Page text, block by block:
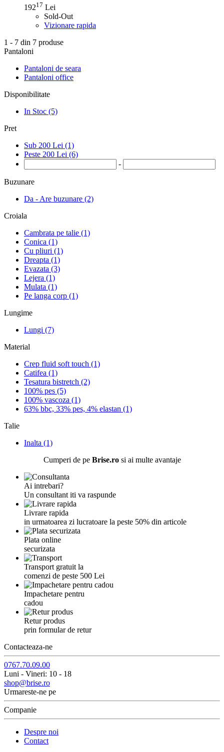
19217 Lei
Sold-Out
Vizionare rapida
1 - 7 din 7 produse
Pantaloni
Pantaloni de seara
Pantaloni office
Disponibilitate
In Stoc (5)
Pret
Sub 200 Lei (1)
Peste 200 Lei (6)
-
Buzunare
Da - Are buzunare (2)
Croiala
Cambrata pe talie (1)
Conica (1)
Cu pliuri (1)
Dreapta (1)
Evazata (3)
Lejera (1)
Mulata (1)
Pe langa corp (1)
Lungime
Lungi (7)
Material
Crep fluid soft touch (1)
Catifea (1)
Tesatura bistretch (2)
100% pes (5)
100% vascoza (1)
63% bbc, 33% pes, 4% elastan (1)
Talie
Inalta (1)
Cumperi de pe Brise.rosi ai multe avantaje
Ai intrebari?
Un consultant iti va raspunde
Livrare rapida
in urmatoarea zi lucratoare la peste 50% din articole
Plata online
securizata
Transport gratuit la
comenzi de peste 500 Lei
Impachetare pentru
cadou
Retur produs
prin formular de retur
Contacteaza-ne
0767.70.09.00
Luni - Vineri: 10 - 18
shop@brise.ro
Urmareste-ne pe
Companie
Despre noi
Contact